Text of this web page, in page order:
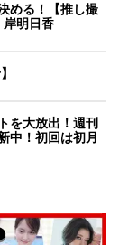
める！【推し撮
明日香
を大放出！週刊
中！初回は初月